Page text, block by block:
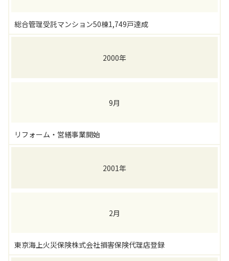
総合管理受託マンション50棟1,749戸達成
2000年
9月
リフォーム・営繕事業開始
2001年
2月
東京海上火災保険株式会社損害保険代理店登録